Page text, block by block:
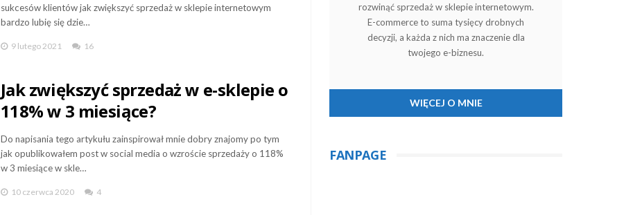
sukcesów klientów jak zwiększyć sprzedaż w sklepie internetowym
bardzo lubię się dzie…
9 lutego 2021 16
Jak zwiększyć sprzedaż w e-sklepie o
118% w 3 miesiące?
Do napisania tego artykułu zainspirował mnie dobry znajomy po tym
jak opublikowałem post w social media o wzroście sprzedaży o 118%
w 3 miesiące w skle…
10 czerwca 2020 4
rozwinąć sprzedaż w sklepie internetowym.
E-commerce to suma tysięcy drobnych
decyzji, a każda z nich ma znaczenie dla
twojego e-biznesu.
WIĘCEJ O MNIE
FANPAGE